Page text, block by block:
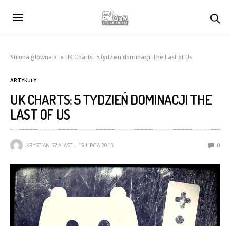
Strona główna »UK Charts: 5 tydzień dominacji The Last of Us
ARTYKUŁY
UK CHARTS: 5 TYDZIEŃ DOMINACJI THE
LAST OF US
KRYSTIAN SZALAST 15 LIPCA 2013 0